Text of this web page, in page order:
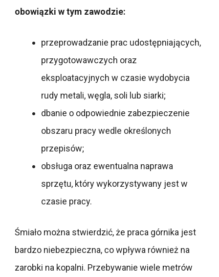
obowiązki w tym zawodzie:
przeprowadzanie prac udostępniających,
przygotowawczych oraz
eksploatacyjnych w czasie wydobycia
rudy metali, węgla, soli lub siarki;
dbanie o odpowiednie zabezpieczenie
obszaru pracy wedle określonych
przepisów;
obsługa oraz ewentualna naprawa
sprzętu, który wykorzystywany jest w
czasie pracy.
Śmiało można stwierdzić, że praca górnika jest
bardzo niebezpieczna, co wpływa również na
zarobki na kopalni. Przebywanie wiele metrów